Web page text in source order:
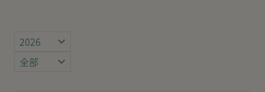
内地物业